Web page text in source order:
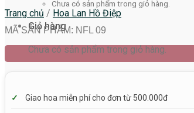
Chưa có sản phẩm trong giỏ hàng.
Giỏ hàng
Chưa có sản phẩm trong giỏ hàng.
Trang chủ / Hoa Lan Hồ Điệp
MÃ SẢN PHẨM: NFL 09
✓ Giao hoa miễn phí cho đơn từ 500.000đ